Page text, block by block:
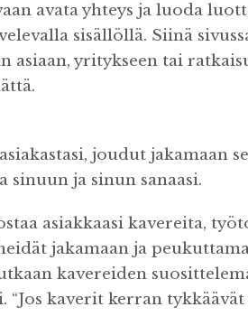
avata yhteys ja luoda
sisällöllä. Siinä
asiaan, yritykseen tai
joudut jakamaan
sinuun ja sinun sanaasi.
asiakkaasi kavereita,
jakamaan ja
kavereiden
kaverit kerran